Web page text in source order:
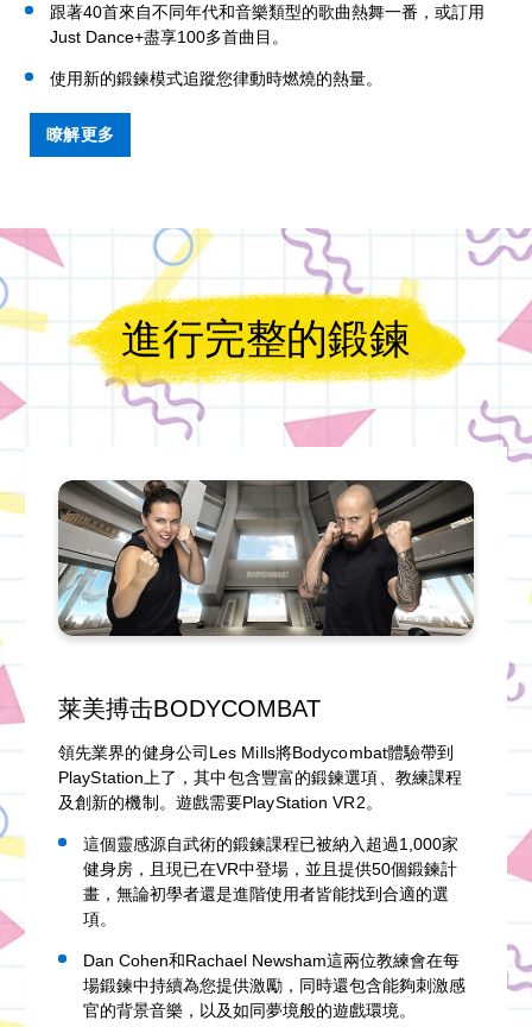
跟著40首來自不同年代和音樂類型的歌曲熱舞一番，或訂用
Just Dance+盡享100多首曲目。
使用新的鍛鍊模式追蹤您律動時燃燒的熱量。
瞭解更多
進行完整的鍛鍊
莱美搏击BODYCOMBAT
領先業界的健身公司Les Mills將Bodycombat體驗帶到
PlayStation上了，其中包含豐富的鍛鍊選項、教練課程
及創新的機制。遊戲需要PlayStation VR2。
這個靈感源自武術的鍛鍊課程已被納入超過1,000家
健身房，且現已在VR中登場，並且提供50個鍛鍊計
畫，無論初學者還是進階使用者皆能找到合適的選
項。
Dan Cohen和Rachael Newsham這兩位教練會在每
場鍛鍊中持續為您提供激勵，同時還包含能夠刺激感
官的背景音樂，以及如同夢境般的遊戲環境。